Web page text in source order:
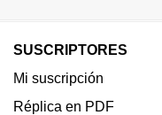
SUSCRIPTORES
Mi suscripción
Réplica en PDF